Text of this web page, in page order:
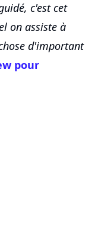
c'est cet
on assiste à
d'important
pour